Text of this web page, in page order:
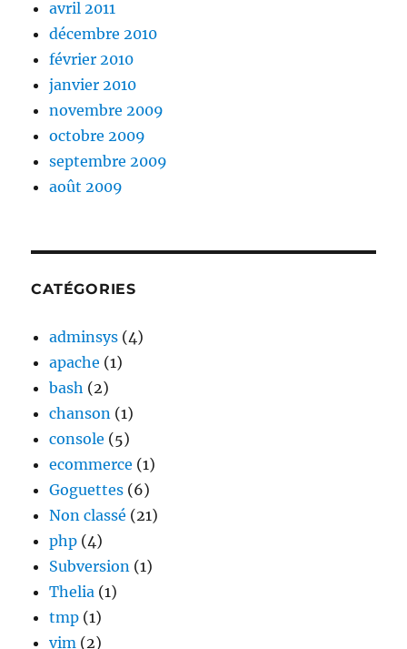
avril 2011
décembre 2010
février 2010
janvier 2010
novembre 2009
octobre 2009
septembre 2009
août 2009
CATÉGORIES
adminsys (4)
apache (1)
bash (2)
chanson (1)
console (5)
ecommerce (1)
Goguettes (6)
Non classé (21)
php (4)
Subversion (1)
Thelia (1)
tmp (1)
vim (2)